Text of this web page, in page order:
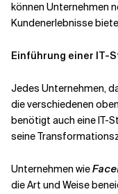
können Unternehmen
Kundenerlebnisse
Einführung einer IT-
Jedes Unternehmen,
die verschiedenen
benötigt auch eine IT-
seine
Unternehmen wie
die Art und Weise